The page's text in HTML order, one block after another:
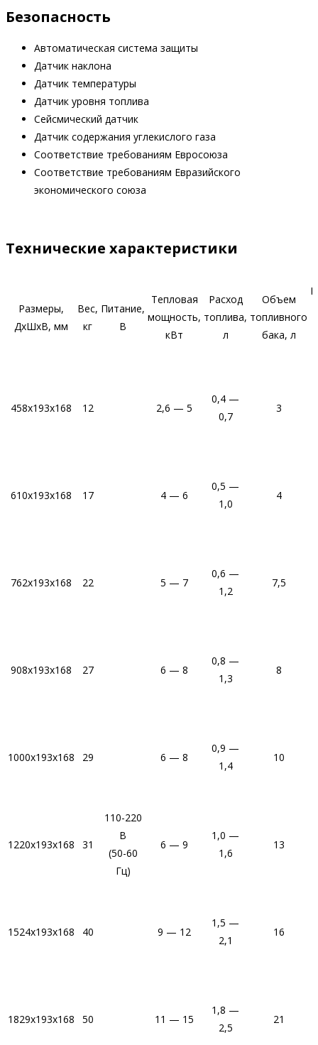
Безопасность
Автоматическая система защиты
Датчик наклона
Датчик температуры
Датчик уровня топлива
Сейсмический датчик
Датчик содержания углекислого газа
Соответствие требованиям Евросоюза
Соответствие требованиям Евразийского
экономического союза
Технические характеристики
Размеры,
ДхШхВ, мм
Вес,
кг
Питание,
В
Тепловая
мощность,
кВт
Расход
топлива,
л
Объем
топливного
бака, л
458х193х168 12
110-220
В
(50-60
Гц)
2,6 — 5
0,4 —
0,7
3
610х193х168 17 4 — 6
0,5 —
1,0
4
762х193х168 22 5 — 7
0,6 —
1,2
7,5
908х193х168 27 6 — 8
0,8 —
1,3
8
1000х193х168 29 6 — 8
0,9 —
1,4
10
1220х193х168 31 6 — 9
1,0 —
1,6
13
1524х193х168 40 9 — 12
1,5 —
2,1
16
1829х193х168 50 11 — 15
1,8 —
2,5
21